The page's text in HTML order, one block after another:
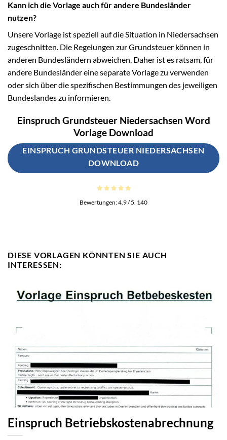
Kann ich die Vorlage auch für andere Bundesländer
nutzen?
Unsere Vorlage ist speziell auf die Situation in Niedersachsen
zugeschnitten. Die Regelungen zur Grundsteuer können in
anderen Bundesländern abweichen. Daher ist es ratsam, für
andere Bundesländer eine separate Vorlage zu verwenden
oder sich über die spezifischen Bestimmungen des jeweiligen
Bundeslandes zu informieren.
Einspruch Grundsteuer Niedersachsen Word
Vorlage Download
EINSPRUCH GRUNDSTEUER NIEDERSACHSEN
DOWNLOAD
Bewertungen:4.9/ 5. 140
DIESE VORLAGEN KÖNNTEN SIE AUCH
INTERESSEN:
Einspruch Betriebskostenabrechnung